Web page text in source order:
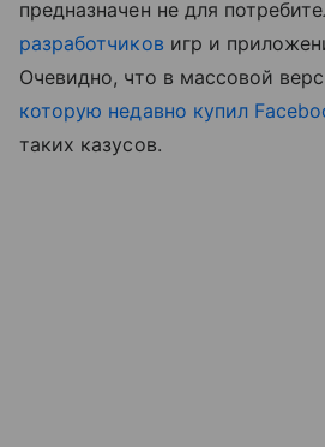
предназначен не для
разработчиков игр и
Очевидно, что в массовой
которую недавно купил
таких казусов.